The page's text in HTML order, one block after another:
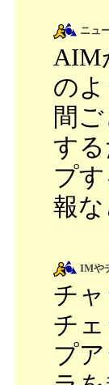
ニュ
AIM
の
間
す
プ
報
IMや
チ
チ
プ